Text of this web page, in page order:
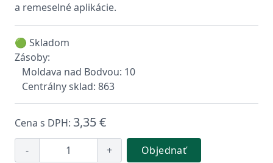
a remeselné aplikácie.
🟢 Skladom
Zásoby:
Moldava nad Bodvou: 10
Centrálny sklad: 863
Cena s DPH: 3,35 €
- + Objednať